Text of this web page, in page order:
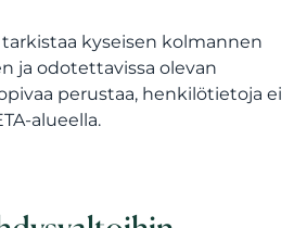
kyseisen kolmannen
ja odotettavissa olevan
perustaa, henkilötietoja ei
alueella.